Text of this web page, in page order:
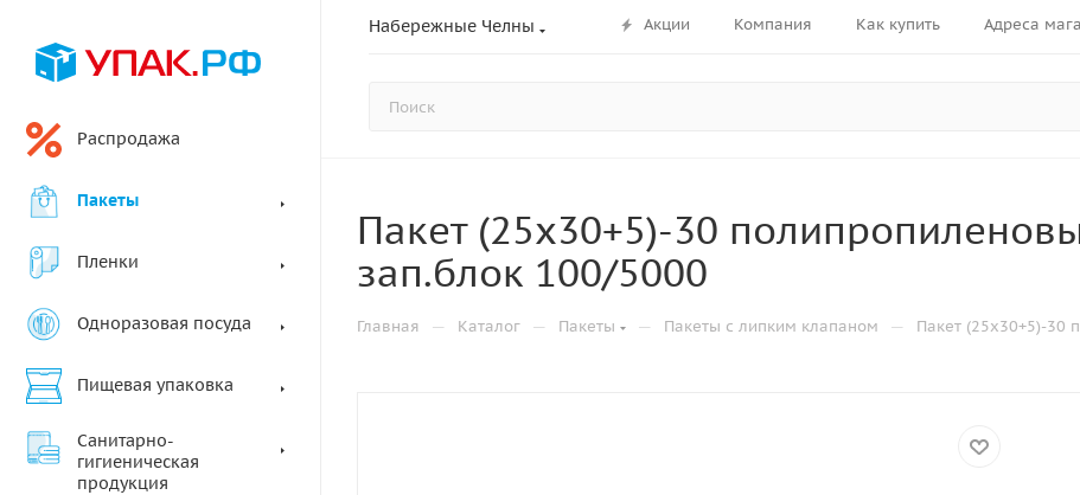
Набережные Челны Акции Компания Как купить Адреса
Распродажа
Пакеты
Пленки
Одноразовая посуда
Пищевая упаковка
Санитарно-
гигиеническая
продукция
Пакет (25х30+5)-30
зап.блок 100/5000
Главная — Каталог — Пакеты — Пакеты с липким клапаном — Пакет (25х30+5)-30